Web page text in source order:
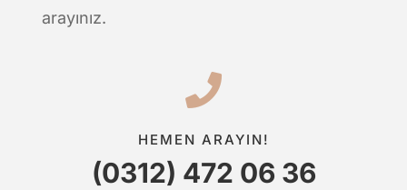
arayınız.
HEMEN ARAYIN!
(0312) 472 06 36